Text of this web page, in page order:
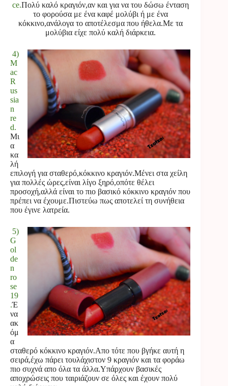
ce.Πολύ καλό κραγιόν,αν και για να του δώσω ένταση
το φορούσα με ένα καφέ μολύβι ή με ένα
κόκκινο,ανάλογα το αποτέλεσμα που ήθελα.Με τα
μολύβια είχε πολύ καλή διάρκεια.
4)
M
ac
R
us
sia
n
re
d.
Μι
α
κα
λή
επιλογή για σταθερό,κόκκινο κραγιόν.Μένει στα χείλη
για πολλές ώρες,είναι λίγο ξηρό,οπότε θέλει
προσοχή,αλλά είναι το πιο βασικό κόκκινο κραγιόν που
πρέπει να έχουμε.Πιστεύω πως αποτελεί τη συνήθεια
που έγινε λατρεία.
5)
G
ol
de
n
ro
se
19
.Έ
να
ακ
όμ
α
σταθερό κόκκινο κραγιόν.Απο τότε που βγήκε αυτή η
σειρά,έχω πάρει τουλάχιστον 9 κραγιόν και τα φοράω
πιο συχνά απο όλα τα άλλα.Υπάρχουν βασικές
αποχρώσεις που ταιριάζουν σε όλες και έχουν πολύ